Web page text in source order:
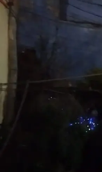
nuevos proyectos,
dedicaron décadas
permanece en las